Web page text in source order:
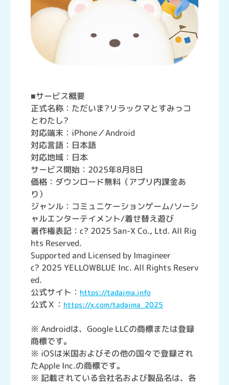
■サービス概要
正式名称：ただいま?リラックマとすみっコ
とわたし?
対応端末：iPhone／Android
対応言語：日本語
対応地域：日本
サービス開始：2025年8月8日
価格：ダウンロード無料（アプリ内課金あ
り）
ジャンル：コミュニケーションゲーム/ソーシ
ャルエンターテイメント/着せ替え遊び
著作権表記：c? 2025 San-X Co., Ltd. All Rig
hts Reserved.
Supported and Licensed by Imagineer
c? 2025 YELLOWBLUE Inc. All Rights Reserv
ed.
公式サイト： https://tadaima.info
公式Ｘ： https://x.com/tadaima_2025
※ Androidは、Google LLCの商標または登録
商標です。
※ iOSは米国およびその他の国々で登録され
たApple Inc.の商標です。
※ 記載されている会社名および製品名は、各